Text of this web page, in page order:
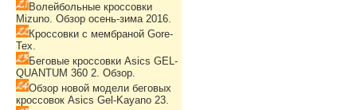
Волейбольные кроссовки
Mizuno. Обзор осень-зима 2016.
Кроссовки с мембраной Gore-
Tex.
Беговые кроссовки Asics GEL-
QUANTUM 360 2. Обзор.
Обзор новой модели беговых
кроссовок Asics Gel-Kayano 23.